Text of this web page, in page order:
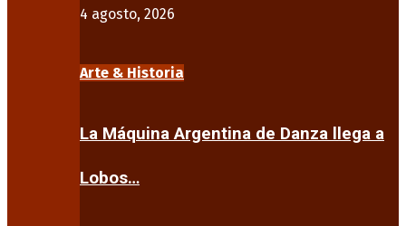
4 agosto, 2026
Arte & Historia
La Máquina Argentina de Danza llega a
Lobos…